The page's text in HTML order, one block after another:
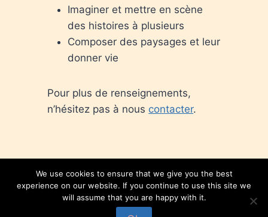
Imaginer et mettre en scène
des histoires à plusieurs
Composer des paysages et leur
donner vie
Pour plus de renseignements,
n’hésitez pas à nous contacter.
© 2026 Compagnie Dryades
We use cookies to ensure that we give you the best
experience on our website. If you continue to use this site we
will assume that you are happy with it.